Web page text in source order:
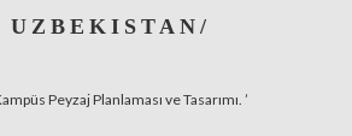
UZBEKISTAN/
Peyzaj Planlaması ve Tasarımı. ’